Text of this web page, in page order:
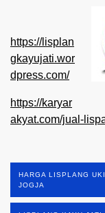
https://lisplan
gkayujati.wor
dpress.com/
https://karyar
akyat.com/jual-
HARGA LISPLANG
JOGJA